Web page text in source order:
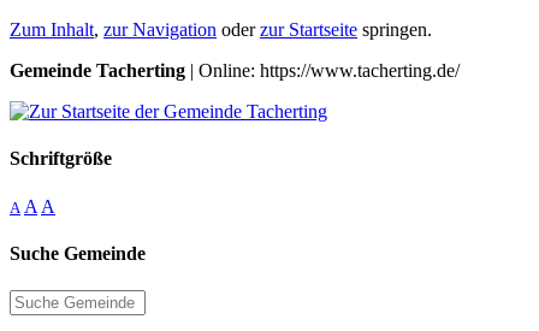
Zum Inhalt, zur Navigation oderzur Startseite springen.
Gemeinde Tacherting | Online: https://www.tacherting.de/
Schriftgröße
A A A
Suche Gemeinde